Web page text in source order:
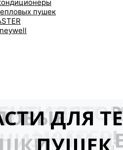
пушек
MASTER!
НИЗКИМ
ДЛЯ